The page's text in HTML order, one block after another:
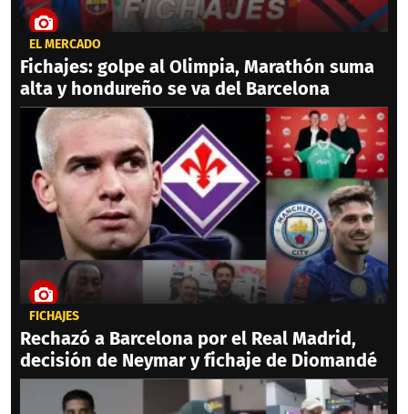
EL MERCADO
Fichajes: golpe al Olimpia, Marathón suma
alta y hondureño se va del Barcelona
FICHAJES
Rechazó a Barcelona por el Real Madrid,
decisión de Neymar y fichaje de Diomandé